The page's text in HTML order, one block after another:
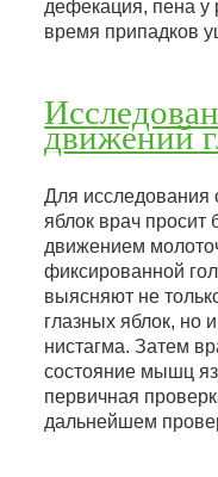
дефекация, пена у
время припадков
движений
Для исследования
яблок врач просит
движением
фиксированной
выясняют не
глазных яблок, но
нистагма. Затем
состояние мышц
первичная
дальнейшем